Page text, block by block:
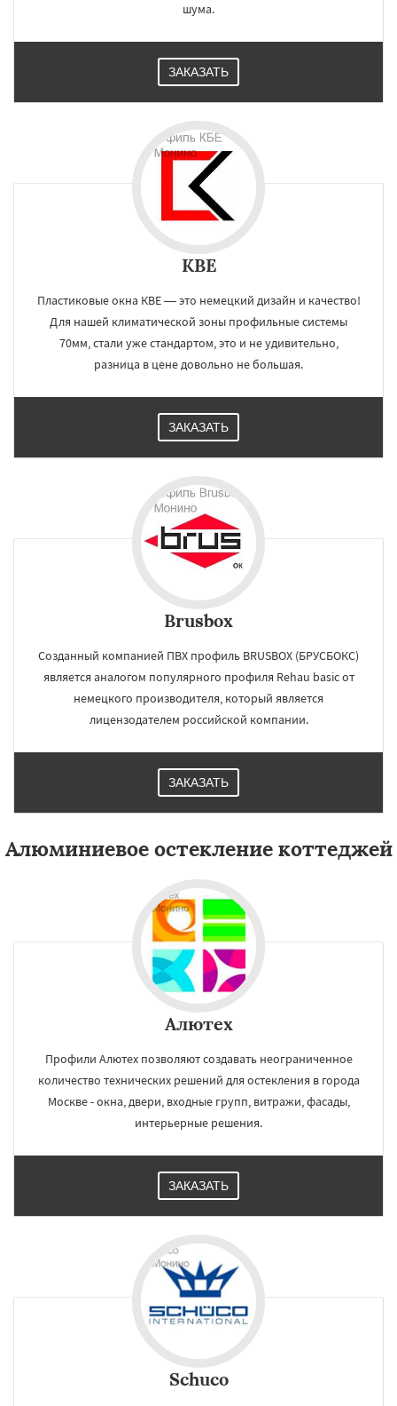
шума.
ЗАКАЗАТЬ
KBE
Пластиковые окна КВЕ — это немецкий дизайн и качество!
Для нашей климатической зоны профильные системы
70мм, стали уже стандартом, это и не удивительно,
разница в цене довольно не большая.
ЗАКАЗАТЬ
Brusbox
Созданный компанией ПВХ профиль BRUSBOX (БРУСБОКС)
является аналогом популярного профиля Rehau basic от
немецкого производителя, который является
лицензодателем российской компании.
ЗАКАЗАТЬ
Алюминиевое остекление коттеджей
Алютех
Профили Алютех позволяют создавать неограниченное
количество технических решений для остекления в города
Москве - окна, двери, входные групп, витражи, фасады,
интерьерные решения.
ЗАКАЗАТЬ
Schuco